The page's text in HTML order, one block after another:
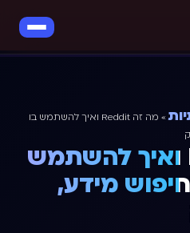
»
מה זה Reddit ואיך להשתמש בו
מה זה Reddit ואיך להשתמש
מידע,